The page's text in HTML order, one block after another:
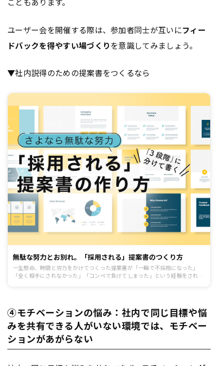
ユーザー会を開催する際は、参加者同士が互いにフィー
ドバックを得やすい場づくりを意識してみましょう。
▼社内説得のための提案書をつくるなら
無駄な努力とお別れ。「採用される」提案書のつくり方
一生懸命、時間と労力をかけてつくった提案書が「一瞬で不採用になった」
「全く相手にされなかった」「コンペで負けてしまった」という経験をされて
ンナーとして活躍し、数々の競合コンペを獲得してきた久利洋生氏。
④モチベーションの悩み：社内で同じ目標や悩
みを共有できる人がいない環境では、モチベー
ションがあがらない